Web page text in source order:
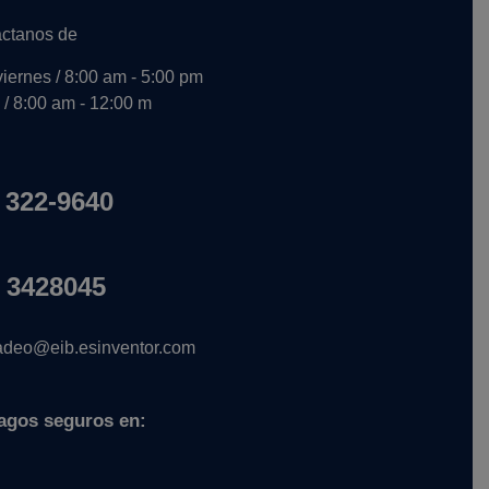
de
/ 8:00 am - 5:00 pm
8:00 am - 12:00 m
9640
seguros en: